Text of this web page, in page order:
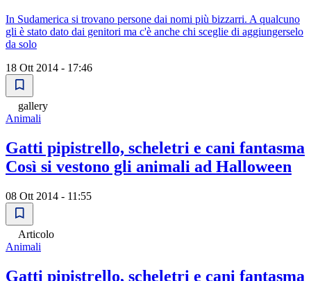
In Sudamerica si trovano persone dai nomi più bizzarri. A qualcuno
gli è stato dato dai genitori ma c'è anche chi sceglie di aggiungerselo
da solo
18 Ott 2014 - 17:46
gallery
Animali
Gatti pipistrello, scheletri e cani fantasma
Così si vestono gli animali ad Halloween
08 Ott 2014 - 11:55
Articolo
Animali
Gatti pipistrello, scheletri e cani fantasma